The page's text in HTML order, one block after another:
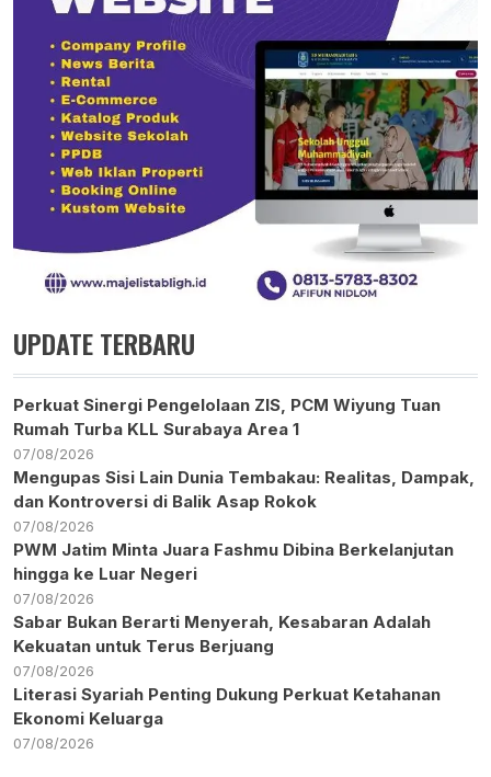
UPDATE TERBARU
Perkuat Sinergi Pengelolaan ZIS, PCM Wiyung Tuan
Rumah Turba KLL Surabaya Area 1
07/08/2026
Mengupas Sisi Lain Dunia Tembakau: Realitas, Dampak,
dan Kontroversi di Balik Asap Rokok
07/08/2026
PWM Jatim Minta Juara Fashmu Dibina Berkelanjutan
hingga ke Luar Negeri
07/08/2026
Sabar Bukan Berarti Menyerah, Kesabaran Adalah
Kekuatan untuk Terus Berjuang
07/08/2026
Literasi Syariah Penting Dukung Perkuat Ketahanan
Ekonomi Keluarga
07/08/2026